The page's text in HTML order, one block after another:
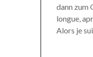
dann zum
longue,
Alors je